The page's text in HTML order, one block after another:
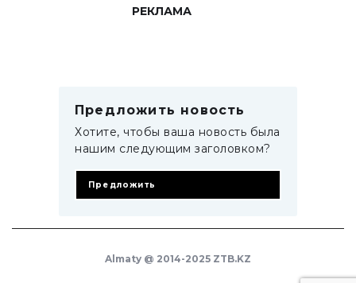
РЕКЛАМА
Предложить новость
Хотите, чтобы ваша новость была
нашим следующим заголовком?
Предложить
Almaty @ 2014-2025 ZTB.KZ